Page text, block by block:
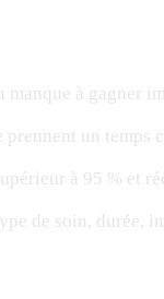
manque à gagner
un temps
à 95 % et
de soin, durée,